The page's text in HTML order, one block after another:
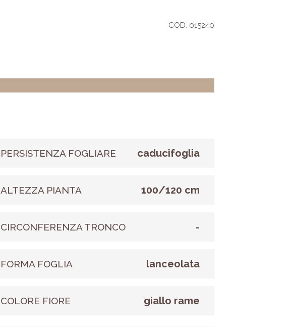
COD. 015240
PERSISTENZA FOGLIARE caducifoglia
ALTEZZA PIANTA 100/120 cm
CIRCONFERENZA TRONCO -
FORMA FOGLIA lanceolata
COLORE FIORE giallo rame